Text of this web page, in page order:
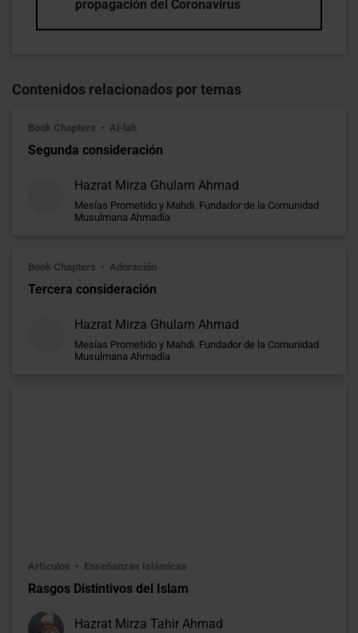
propagación del Coronavirus
Contenidos relacionados por temas
Book Chapters Al-lah
Segunda consideración
Hazrat Mirza Ghulam Ahmad
Mesías Prometido y Mahdi. Fundador de la Comunidad
Musulmana Ahmadía
Book Chapters Adoración
Tercera consideración
Hazrat Mirza Ghulam Ahmad
Mesías Prometido y Mahdi. Fundador de la Comunidad
Musulmana Ahmadía
Artículos Enseñanzas Islámicas
Rasgos Distintivos del Islam
Hazrat Mirza Tahir Ahmad